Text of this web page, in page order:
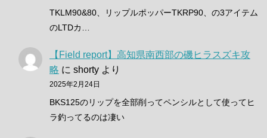
TKLM90&80、リップルポッパーTKRP90、の3アイテム
のLTDカ…
【Field report】高知県南西部の磯ヒラスズキ攻
略 に shorty より
2025年2月24日
BKS125のリップを全部削ってペンシルとして使ってヒ
ラ釣ってるのは凄い